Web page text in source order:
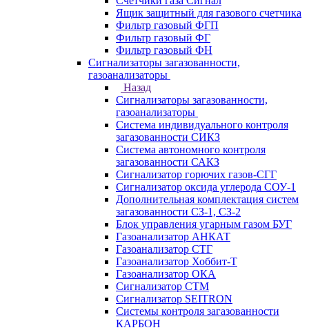
Ящик защитный для газового счетчика
Фильтр газовый ФГП
Фильтр газовый ФГ
Фильтр газовый ФН
Сигнализаторы загазованности,
газоанализаторы
Назад
Сигнализаторы загазованности,
газоанализаторы
Система индивидуального контроля
загазованности СИКЗ
Система автономного контроля
загазованности САКЗ
Сигнализатор горючих газов-СГГ
Сигнализатор оксида углерода СОУ-1
Дополнительная комплектация систем
загазованности СЗ-1, СЗ-2
Блок управления угарным газом БУГ
Газоанализатор АНКАТ
Газоанализатор СТГ
Газоанализатор Хоббит-Т
Газоанализатор ОКА
Сигнализатор СТМ
Сигнализатор SEITRON
Системы контроля загазованности
КАРБОН